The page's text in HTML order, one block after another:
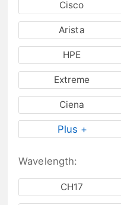
Cisco
Arista
HPE
Extreme
Ciena
Plus +
Wavelength:
CH17